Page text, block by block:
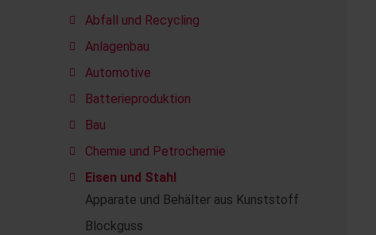
Abfall und Recycling
Anlagenbau
Automotive
Batterieproduktion
Bau
Chemie und Petrochemie
Eisen und Stahl
Apparate und Behälter aus Kunststoff
Blockguss